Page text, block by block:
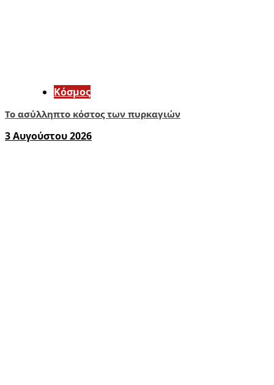
Κόσμος
Το ασύλληπτο κόστος των πυρκαγιών
3 Αυγούστου 2026